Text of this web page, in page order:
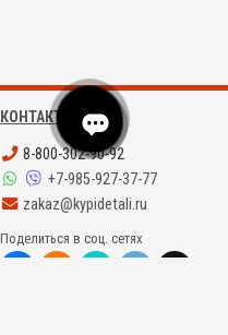
КОНТАКТЫ
8-800-302-90-92
+7-985-927-37-77
zakaz@kypidetali.ru
Поделиться в соц. сетях